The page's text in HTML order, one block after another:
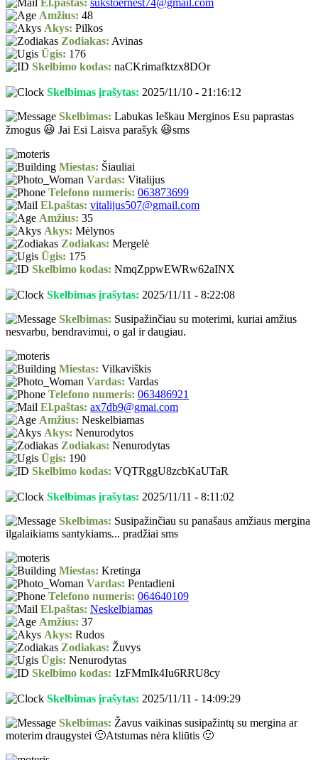
El.paštas: sukstoernest74@gmail.com
Amžius: 48
Akys: Pilkos
Zodiakas: Avinas
Ūgis: 176
Skelbimo kodas: naCKrimafktzx8DOr
Skelbimas įrašytas: 2025/11/10 - 21:16:12
Skelbimas: Labukas Ieškau Merginos Esu paprastas
žmogus 😃 Jai Esi Laisva parašyk 😃sms
Miestas: Šiauliai
Vardas: Vitalijus
Telefono numeris: 063873699
El.paštas: vitalijus507@gmail.com
Amžius: 35
Akys: Mėlynos
Zodiakas: Mergelė
Ūgis: 175
Skelbimo kodas: NmqZppwEWRw62aINX
Skelbimas įrašytas: 2025/11/11 - 8:22:08
Skelbimas: Susipažinčiau su moterimi, kuriai amžius
nesvarbu, bendravimui, o gal ir daugiau.
Miestas: Vilkaviškis
Vardas: Vardas
Telefono numeris: 063486921
El.paštas: ax7db9@gmai.com
Amžius: Neskelbiamas
Akys: Nenurodytos
Zodiakas: Nenurodytas
Ūgis: 190
Skelbimo kodas: VQTRggU8zcbKaUTaR
Skelbimas įrašytas: 2025/11/11 - 8:11:02
Skelbimas: Susipažinčiau su panašaus amžiaus mergina
ilgalaikiams santykiams... pradžiai sms
Miestas: Kretinga
Vardas: Pentadieni
Telefono numeris: 064640109
El.paštas: Neskelbiamas
Amžius: 37
Akys: Rudos
Zodiakas: Žuvys
Ūgis: Nenurodytas
Skelbimo kodas: 1zFMmIk4Iu6RRU8cy
Skelbimas įrašytas: 2025/11/11 - 14:09:29
Skelbimas: Žavus vaikinas susipažintų su mergina ar
moterim draugystei 🙂Atstumas nėra kliūtis 🙂